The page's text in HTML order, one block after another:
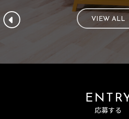
VIEW ALL
応募する